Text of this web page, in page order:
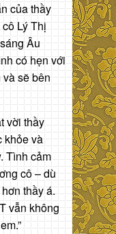
của thầy
Lý Thị
Âu
có hẹn với
sẽ bên
vời thầy
khỏe và
Tình cảm
cô – dù
thầy á.
vẫn không